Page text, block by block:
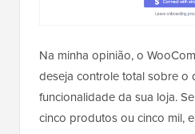
Na minha opinião, o
deseja controle total sobre o
funcionalidade da sua loja.
cinco produtos ou cinco mil,